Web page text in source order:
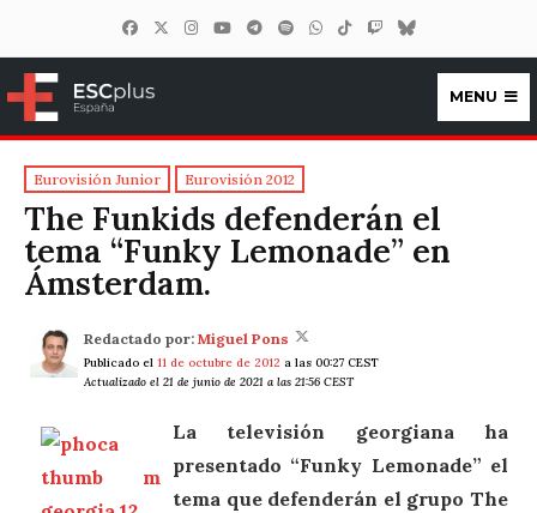
ESCplus España
MENU
Eurovisión Junior Eurovisión 2012
The Funkids defenderán el
tema “Funky Lemonade” en
Ámsterdam.
Redactado por: Miguel Pons
Publicado el 11 de octubre de 2012 a las 00:27 CEST
Actualizado el 21 de junio de 2021 a las 21:56 CEST
La televisión georgiana ha
presentado “Funky Lemonade” el
tema que defenderán el grupo The